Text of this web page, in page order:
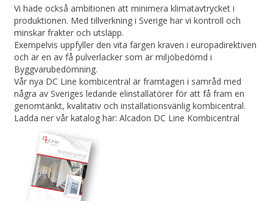
Vi hade också ambitionen att minimera klimatavtrycket i
produktionen. Med tillverkning i Sverige har vi kontroll och
minskar frakter och utsläpp.
Exempelvis uppfyller den vita färgen kraven i europadirektiven
och är en av få pulverlacker som är miljöbedömd i
Byggvarubedömning.
Vår nya DC Line kombicentral är framtagen i samråd med
några av Sveriges ledande elinstallatörer för att få fram en
genomtänkt, kvalitativ och installationsvänlig kombicentral.
Ladda ner vår katalog här: Alcadon DC Line Kombicentral